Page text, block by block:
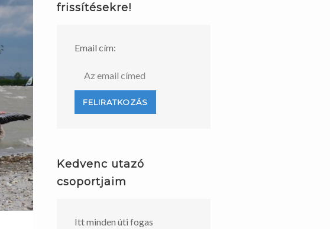
frissítésekre!
Email cím:
Kedvenc utazó
csoportjaim
Itt minden úti fogas